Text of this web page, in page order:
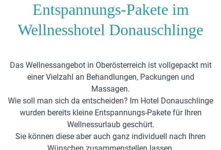
Entspannungs-Pakete im
Wellnesshotel Donauschlinge
Das Wellnessangebot in Oberösterreich ist vollgepackt mit
einer Vielzahl an Behandlungen, Packungen und
Massagen.
Wie soll man sich da entscheiden? Im Hotel Donauschlinge
wurden bereits kleine Entspannungs-Pakete für Ihren
Wellnessurlaub geschürt.
Sie können diese aber auch ganz individuell nach Ihren